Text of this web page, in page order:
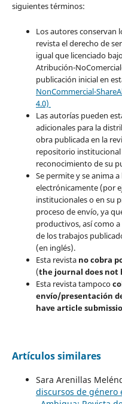
siguientes términos:
Los autores conservan
revista el derecho de
igual que licenciado
Atribución-
publicación inicial en
NonCommercial-
4.0)
Las autorías pueden
adicionales para la
obra publicada en la
repositorio
reconocimiento de su
Se permite y se anima
electrónicamente (por
institucionales o en su
proceso de envío, ya
productivos, así como
de los trabajos
(en inglés).
Esta revista no cobra
(the journal does not
Esta revista tampoco
envío/presentación
have article
Artículos similares
Sara Arenillas
discursos de género